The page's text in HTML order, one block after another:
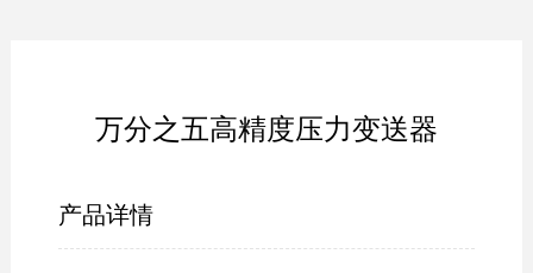
万分之五高精度压力变送器
产品详情